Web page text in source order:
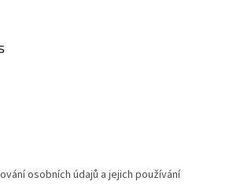
osobních údajů a jejich používání